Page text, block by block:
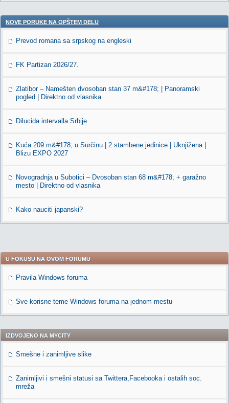
NOVE PORUKE NA OPŠTEM DELU
Prevod romana sa srpskog na engleski
FK Partizan 2026/27.
Zlatibor – Namešten dvosoban stan 37 m&#178; | Panoramski
pogled | Direktno od vlasnika
Dilucida intervalla Srbije
Kuća 209 m&#178; u Surčinu | 2 stambene jedinice | Uknjižena |
Blizu EXPO 2027
Novogradnja u Subotici – Dvosoban stan 68 m&#178; + garažno
mesto | Direktno od vlasnika
Kako nauciti japanski?
U FOKUSU NA OVOM FORUMU
Pravila Windows foruma
Sve korisne teme Windows foruma na jednom mestu
IZDVOJENO NA MYCITY
Smešne i zanimljive slike
Zanimljivi i smešni statusi sa Twittera,Facebooka i ostalih soc.
mreža